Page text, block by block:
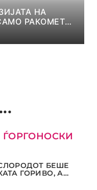
НА
РАКОМЕТ
ЃОРГОНОСКИ
БЕШЕ
ГОРИВО, А